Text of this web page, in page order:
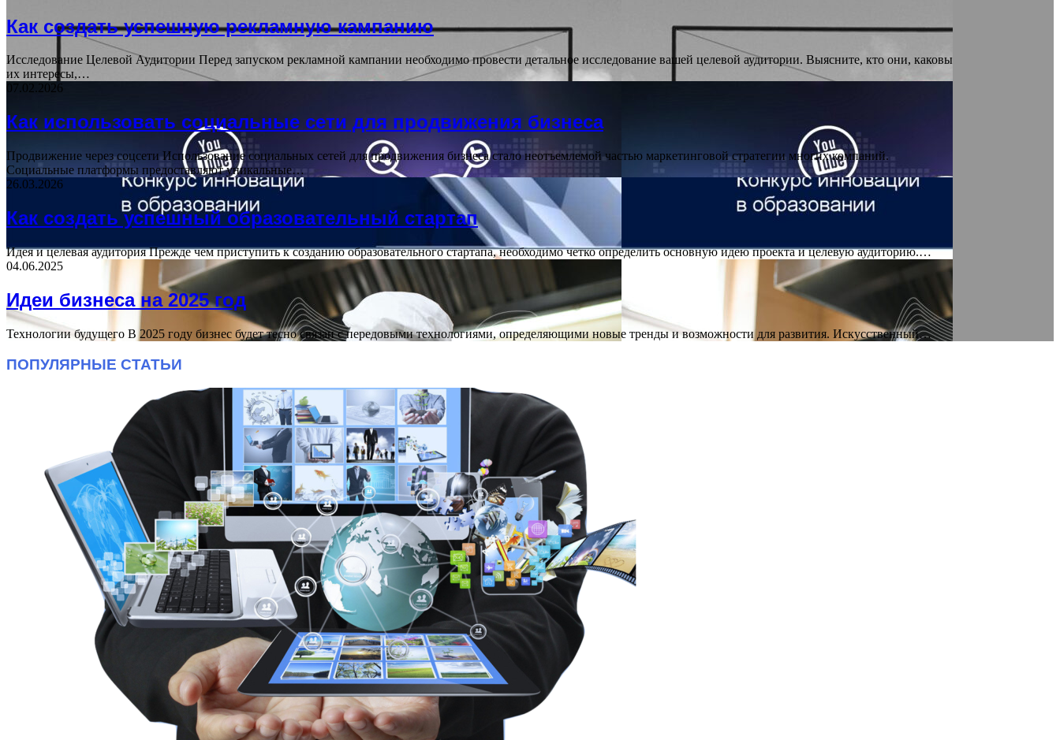
Как создать успешную рекламную кампанию
Исследование Целевой Аудитории Перед запуском рекламной кампании необходимо провести детальное исследование вашей целевой аудитории. Выясните, кто они, каковы
их интересы,…
07.02.2026
Как использовать социальные сети для продвижения бизнеса
Продвижение через соцсети Использование социальных сетей для продвижения бизнеса стало неотъемлемой частью маркетинговой стратегии многих компаний.
Социальные платформы предоставляют уникальные…
26.03.2026
Как создать успешный образовательный стартап
Идея и целевая аудитория Прежде чем приступить к созданию образовательного стартапа, необходимо четко определить основную идею проекта и целевую аудиторию.…
04.06.2025
Идеи бизнеса на 2025 год
Технологии будущего В 2025 году бизнес будет тесно связан с передовыми технологиями, определяющими новые тренды и возможности для развития. Искусственный…
ПОПУЛЯРНЫЕ СТАТЬИ